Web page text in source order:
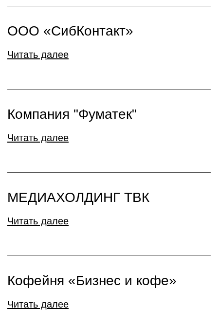
ООО «СибКонтакт»
Читать далее
Компания "Фуматек"
Читать далее
МЕДИАХОЛДИНГ ТВК
Читать далее
Кофейня «Бизнес и кофе»
Читать далее